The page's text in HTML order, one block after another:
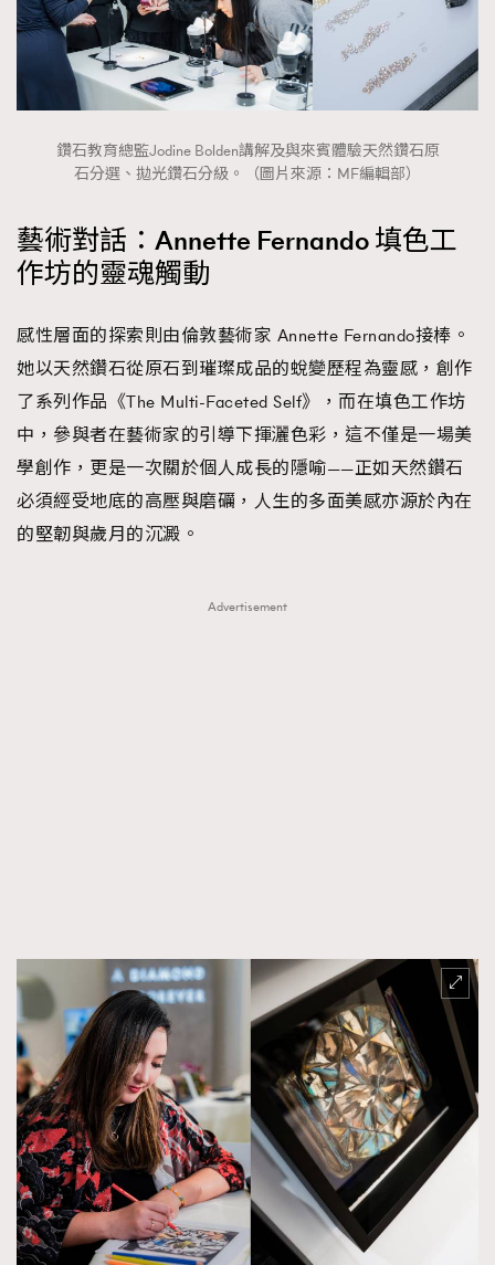
鑽石教育總監Jodine Bolden講解及與來賓體驗天然鑽石原
石分選、拋光鑽石分級。（圖片來源：MF編輯部）
藝術對話：Annette Fernando 填色工
作坊的靈魂觸動
感性層面的探索則由倫敦藝術家 Annette Fernando接棒。
她以天然鑽石從原石到璀璨成品的蛻變歷程為靈感，創作
了系列作品《The Multi-Faceted Self》，而在填色工作坊
中，參與者在藝術家的引導下揮灑色彩，這不僅是一場美
學創作，更是一次關於個人成長的隱喻——正如天然鑽石
必須經受地底的高壓與磨礪，人生的多面美感亦源於內在
的堅韌與歲月的沉澱。
Advertisement